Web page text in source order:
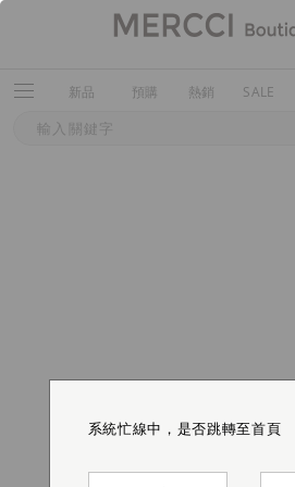
新品 預購 熱銷 SALE
系統忙線中，是否跳轉至首頁
系統忙線中，是否跳轉至首頁
系統忙線中，是否跳轉至首頁
系統忙線中，是否跳轉至首頁
系統忙線中，是否跳轉至首頁